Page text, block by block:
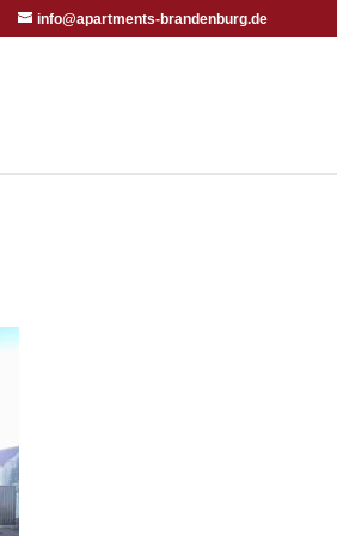
info@apartments-brandenburg.de